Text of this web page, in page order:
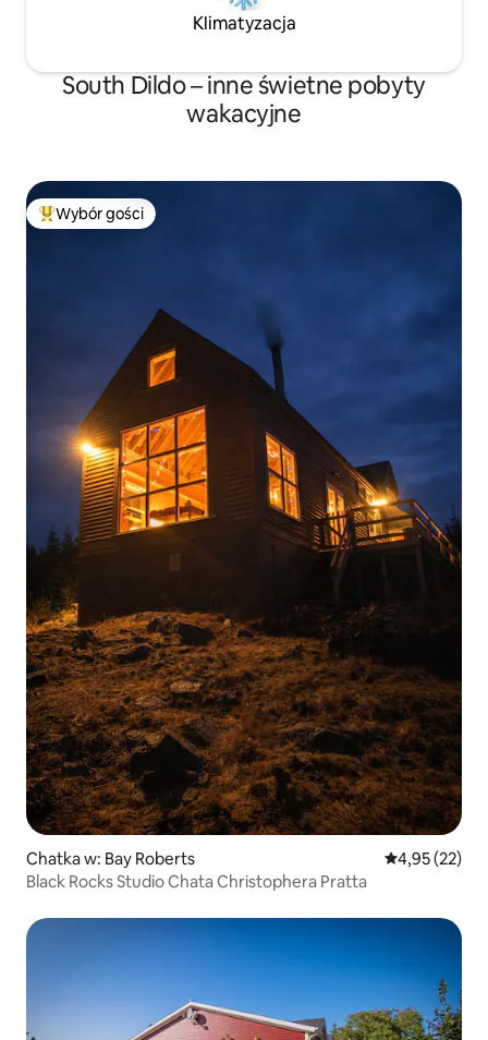
Klimatyzacja
South Dildo – inne świetne pobyty
wakacyjne
Najpopularniejsze z kategorii Wybór gości
Wybór gości
Chatka w: Bay Roberts Średnia
4,95 (22)
Black Rocks Studio Chata Christophera Pratta